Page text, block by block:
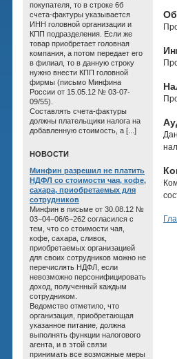
покупателя, то в строке 6б
счета-фактуры указывается
ИНН головной организации и
КПП подразделения. Если же
товар приобретает головная
компания, а потом передает его
в филиал, то в данную строку
нужно внести КПП головной
фирмы (письмо Минфина
России от 15.05.12 № 03-07-
09/55).
Составлять счета-фактуры
должны плательщики налога на
добавленную стоимость, а [...]
HОВОСТИ
Минфин разрешил не платить
НДФЛ со стоимости чая, кофе,
сахара, приобретаемых для
сотрудников
Минфин в письме от 30.08.12 №
03−04−06/6−262 согласился с
тем, что со стоимости чая,
кофе, сахара, сливок,
приобретаемых организацией
для своих сотрудников можно не
перечислять НДФЛ, если
невозможно персонифицировать
доход, полученный каждым
сотрудником.
Ведомство отметило, что
организация, приобретающая
указанное питание, должна
выполнять функции налогового
агента, и в этой связи
принимать все возможные меры